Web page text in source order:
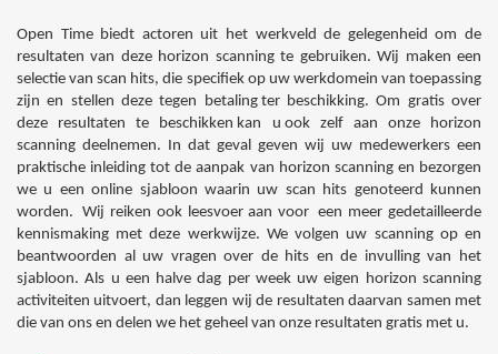
Open Time biedt actoren uit het werkveld de gelegenheid om de
resultaten van deze horizon scanning te gebruiken. Wij maken een
selectie van scan hits, die specifiek op uw werkdomein van toepassing
zijn en stellen deze tegen betaling ter beschikking. Om gratis over
deze resultaten te beschikken kan u ook zelf aan onze horizon
scanning deelnemen. In dat geval geven wij uw medewerkers een
praktische inleiding tot de aanpak van horizon scanning en bezorgen
we u een online sjabloon waarin uw scan hits genoteerd kunnen
worden. Wij reiken ook leesvoer aan voor een meer gedetailleerde
kennismaking met deze werkwijze. We volgen uw scanning op en
beantwoorden al uw vragen over de hits en de invulling van het
sjabloon. Als u een halve dag per week uw eigen horizon scanning
activiteiten uitvoert, dan leggen wij de resultaten daarvan samen met
die van ons en delen we het geheel van onze resultaten gratis met u.